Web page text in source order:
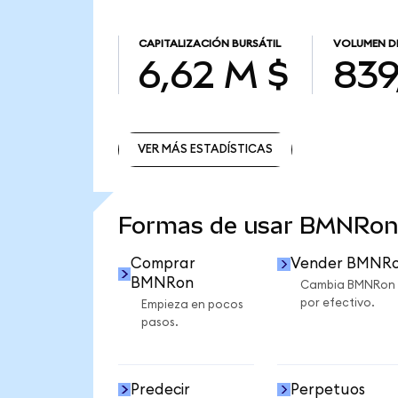
CAPITALIZACIÓN BURSÁTIL
6,62 M $
VOLUMEN
VER MÁS ESTADÍSTICAS
Formas de usar
Comprar
BMNRon
Empieza en pocos
pasos.
Vender
Cambia BMNRon
por efectivo.
Predecir Perpetuos